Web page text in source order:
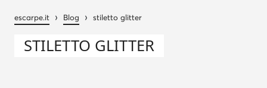
escarpe.it › Blog › stiletto glitter
STILETTO GLITTER